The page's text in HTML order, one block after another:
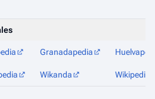
Granadapedia
Wikanda Wikipedia